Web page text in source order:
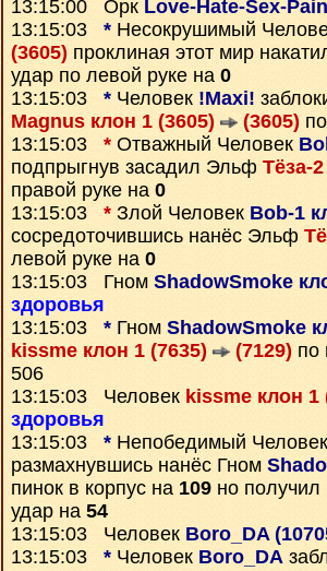
13:15:00 Орк Love-Hate-Sex-
13:15:03 * Несокрушимый
(3605) проклиная этот мир
удар по левой руке на 0
13:15:03 * Человек !Maxi!
Magnus клон 1 (3605)
(3605)
13:15:03 * Отважный Человек
подпрыгнув засадил Эльф Тёза-
правой руке на 0
13:15:03 * Злой Человек Bob-1
сосредоточившись нанёс Эльф
левой руке на 0
13:15:03 Гном ShadowSmoke
здоровья
13:15:03 * Гном ShadowSmoke
kissme клон 1 (7635)
(7129) по
506
13:15:03 Человек kissme клон 1
здоровья
13:15:03 * Непобедимый Человек
размахнувшись нанёс Гном
пинок в корпус на 109 но получил
удар на 54
13:15:03 Человек Boro_DA
13:15:03 * Человек Boro_DA